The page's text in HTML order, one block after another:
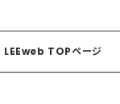
LEEweb TOPページ